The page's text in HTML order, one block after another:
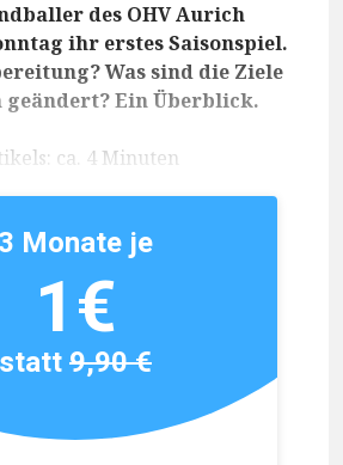
des OHV Aurich
ihr erstes Saisonspiel.
Was sind die Ziele
geändert? Ein Überblick.
ca. 4 Minuten
3 Monate je
1€
statt9,90 €